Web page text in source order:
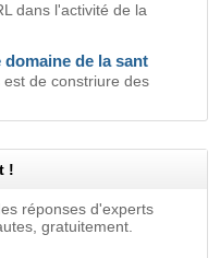
dans l'activité de la
de la sant
de constriure des
!
réponses d'experts
gratuitement.